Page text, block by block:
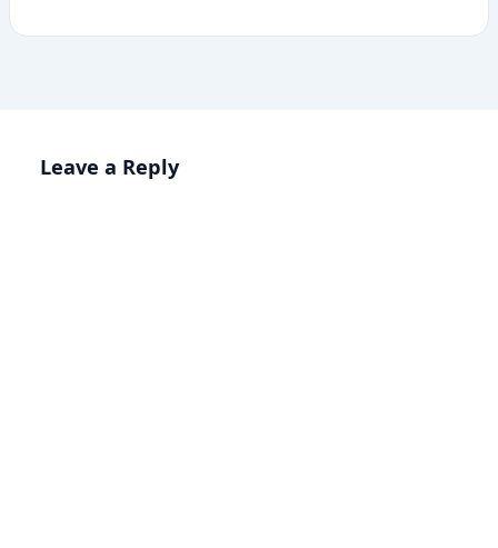
Leave a Reply